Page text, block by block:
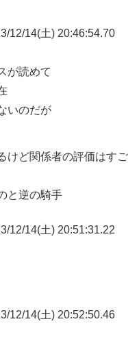
12/14(土) 20:46:54.70
が読めて
いのだが
けど関係者の評価はすご
と逆の騎手
12/14(土) 20:51:31.22
12/14(土) 20:52:50.46